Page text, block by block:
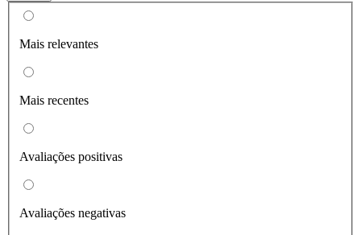
Mais relevantes
Mais recentes
Avaliações positivas
Avaliações negativas